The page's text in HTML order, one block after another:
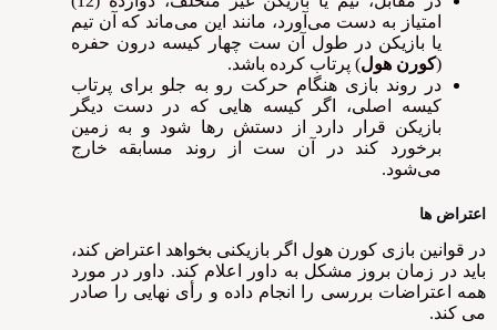
امتیاز به دست می‌آورد، مانند این می‌ماند که آن تیم
یا بازیکن در طول آن ست چهار کیسه درون حفره
(کورن هول) پرتاب کرده باشد.
در روند بازی هنگام حرکت رو به جلو برای پرتاب
کیسه اصلی، اگر کیسه‌ هایی که در دست دیگر
بازیکن قرار دارد از دستش رها شود و به زمین
برخورد کند در آن ست از روند مسابقه خارج
می‌شود.
اعتراض ها
در قوانین بازی کورن هول اگر بازیکنی بخواهد اعتراض کند،
باید در زمان بروز مشکل به داور اعلام کند. داور در مورد
همه اعتراضات بررسی را انجام داده و رأی نهایی را صادر
می کند.